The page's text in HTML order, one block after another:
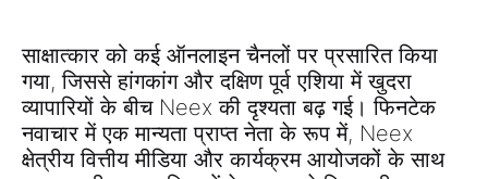
साक्षात्कार को कई ऑनलाइन चैनलों पर प्रसारित किया
गया, जिससेहांगकांग और दक्षिण पूर्व एशिया में खुदरा
व्यापारियों के बीच Neex की दृश्यता बढ़ गई।फिनटेक
नवाचार में एक मान्यता प्राप्त नेता के रूप में, Neex
क्षेत्रीय वित्तीय मीडिया और कार्यक्रम आयोजकों के साथ